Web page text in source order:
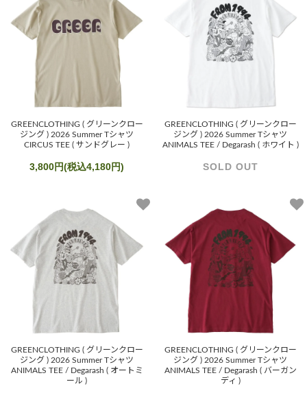
GREENCLOTHING ( グリーンクロー
ジング ) 2026 Summer Tシャツ
CIRCUS TEE ( サンドグレー )
3,800円(税込4,180円)
GREENCLOTHING ( グリーンクロー
ジング ) 2026 Summer Tシャツ
ANIMALS TEE / Degarash ( ホワイト )
SOLD OUT
GREENCLOTHING ( グリーンクロー
ジング ) 2026 Summer Tシャツ
ANIMALS TEE / Degarash ( オートミ
ール )
GREENCLOTHING ( グリーンクロー
ジング ) 2026 Summer Tシャツ
ANIMALS TEE / Degarash ( バーガン
ディ )